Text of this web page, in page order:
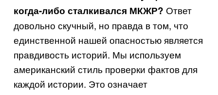
когда-либо сталкивался МКЖР? Ответ
довольно скучный, но правда в том, что
единственной нашей опасностью является
правдивость историй. Мы используем
американский стиль проверки фактов для
каждой истории. Это означает